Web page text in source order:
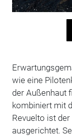
wie eine
der Außenhaut
kombiniert mit
Revuelto ist
ausgerichtet.